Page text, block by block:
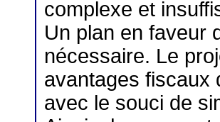
complexe et
Un plan en faveur
nécessaire. Le
avantages fiscaux
avec le souci de